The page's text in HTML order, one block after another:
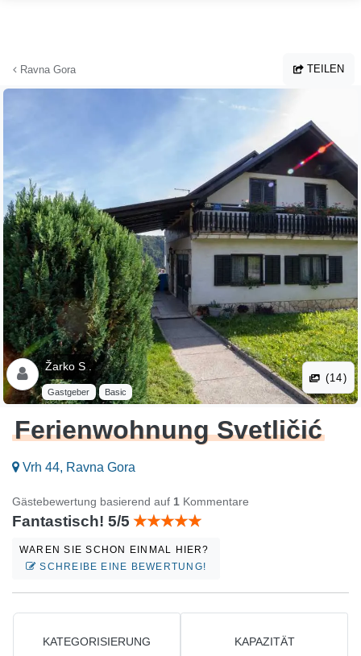
Ravna Gora TEILEN
Žarko S .
Gastgeber Basic
(14)
Ferienwohnung Svetličić
Vrh 44, Ravna Gora
Gästebewertung basierend auf 1 Kommentare
Fantastisch! 5/5
WAREN SIE SCHON EINMAL HIER?
SCHREIBE EINE BEWERTUNG!
KATEGORISIERUNG KAPAZITÄT